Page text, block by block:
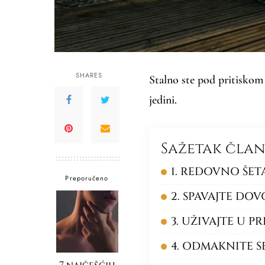
SHARES
Preporučeno
Stalno ste pod
jedini.
Sažetak
1. REDOVNO
2. SPAVAJTE
3. UŽIVAJTE U
4. ODMAKNITE